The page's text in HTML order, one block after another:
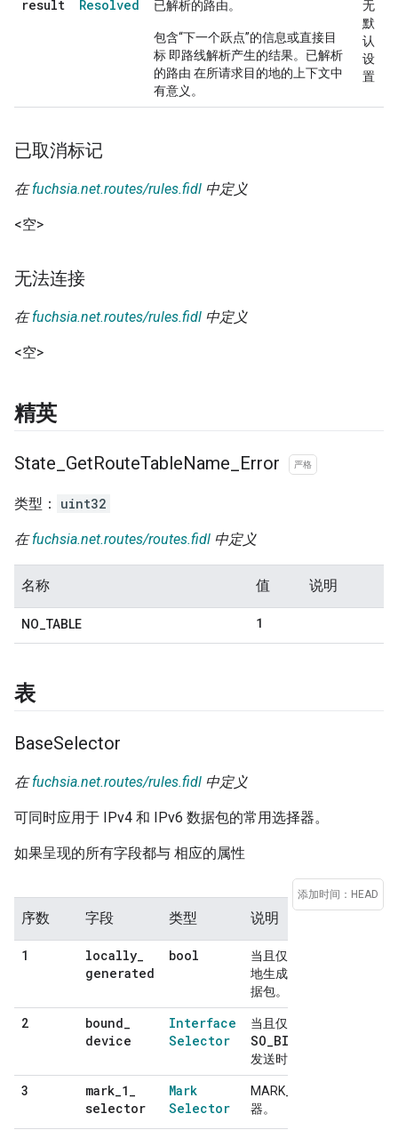
result
Resolved 已解析的路由。
包含“下一个跃点”的信息或直接目
标 即路线解析产生的结果。已解析
的路由 在所请求目的地的上下文中
有意义。
无
默
认
设
置
已取消标记
在fuchsia.net.routes/rules.fidl 中定义
<空>
无法连接
在fuchsia.net.routes/rules.fidl 中定义
<空>
精英
State GetRouteTableName Error 严格
类型： uint32
在fuchsia.net.routes/routes.fidl 中定义
名称 值 说明
NO TABLE 1
表
BaseSelector
在fuchsia.net.routes/rules.fidl 中定义
可同时应用于 IPv4 和 IPv6 数据包的常用选择器。
如果呈现的所有字段都与 相应的属性
添加时间：HEAD
序数 字段 类型 说明
1 locally_
generated
bool
当且仅当数据包是本
地生成的时才匹配数
据包。
2 bound_
device
Interface
Selector
当且仅当数据包通过
SO_BINDTODEVICE
发送时匹配数据包。
3 mark_1_
selector
Mark
Selector
MARK_1 网域的选择
器。